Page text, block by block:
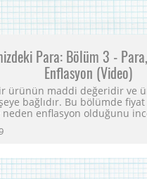
Para: Bölüm 3 -
Enflasyon (Video)
ürünün maddi değeridir ve
bağlıdır. Bu bölümde
neden enflasyon olduğunu